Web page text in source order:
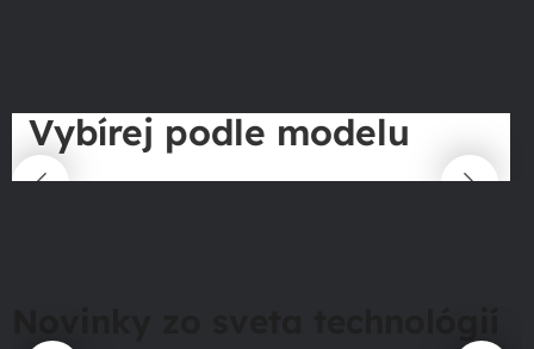
Vybírej podle modelu